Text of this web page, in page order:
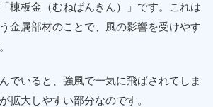
棟板金（むねばんきん）」です。これは
金属部材のことで、風の影響を受けやす
でいると、強風で一気に飛ばされてしま
拡大しやすい部分なのです。